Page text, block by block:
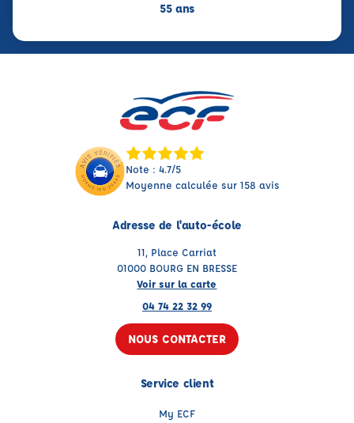
55 ans
Note : 4.7/5
Moyenne calculée sur 158 avis
Adresse de l'auto-école
11, Place Carriat
01000 BOURG EN BRESSE
Voir sur la carte
04 74 22 32 99
NOUS CONTACTER
Service client
My ECF